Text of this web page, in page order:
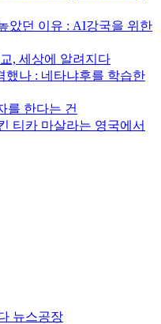
았던 이유 : AI강국을 위한
, 세상에 알려지다
했나 : 네타냐후를 학습한
를 한다는 건
티카 마살라는 영국에서
뉴스공장